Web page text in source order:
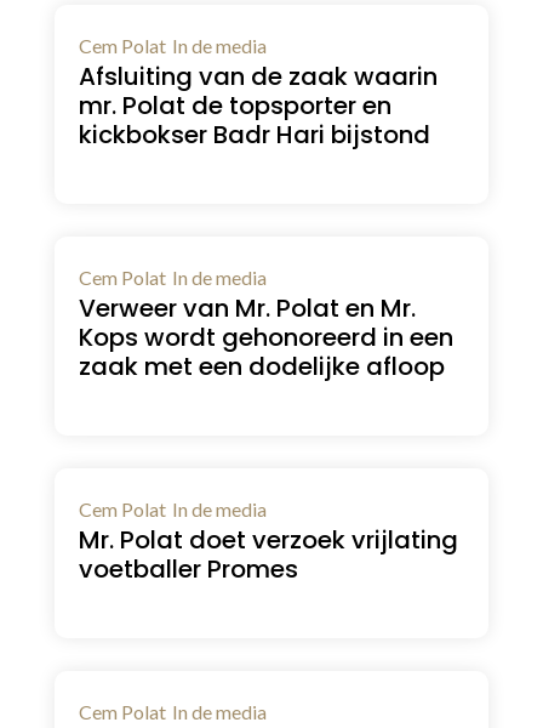
Cem Polat In de media
Afsluiting van de zaak waarin
mr. Polat de topsporter en
kickbokser Badr Hari bijstond
Cem Polat In de media
Verweer van Mr. Polat en Mr.
Kops wordt gehonoreerd in een
zaak met een dodelijke afloop
Cem Polat In de media
Mr. Polat doet verzoek vrijlating
voetballer Promes
Cem Polat In de media